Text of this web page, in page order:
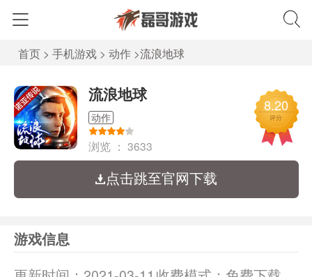
首页 > 手机游戏 > 动作 >流浪地球
流浪地球
动作
浏览 ： 3633
8.20
评分
点击跳至官网下载
游戏信息